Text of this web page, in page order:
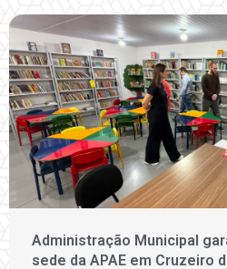
Administração Municipal
sede da APAE em Cruzeiro